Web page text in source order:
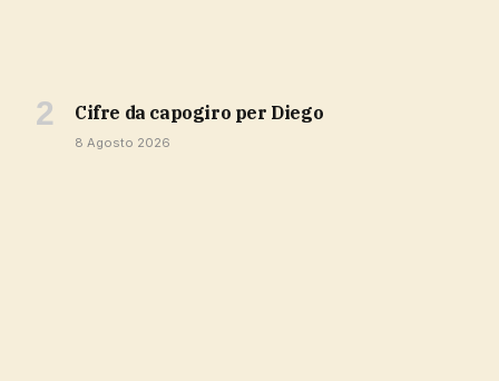
cifre da capogiro per Diego
8 Agosto 2026